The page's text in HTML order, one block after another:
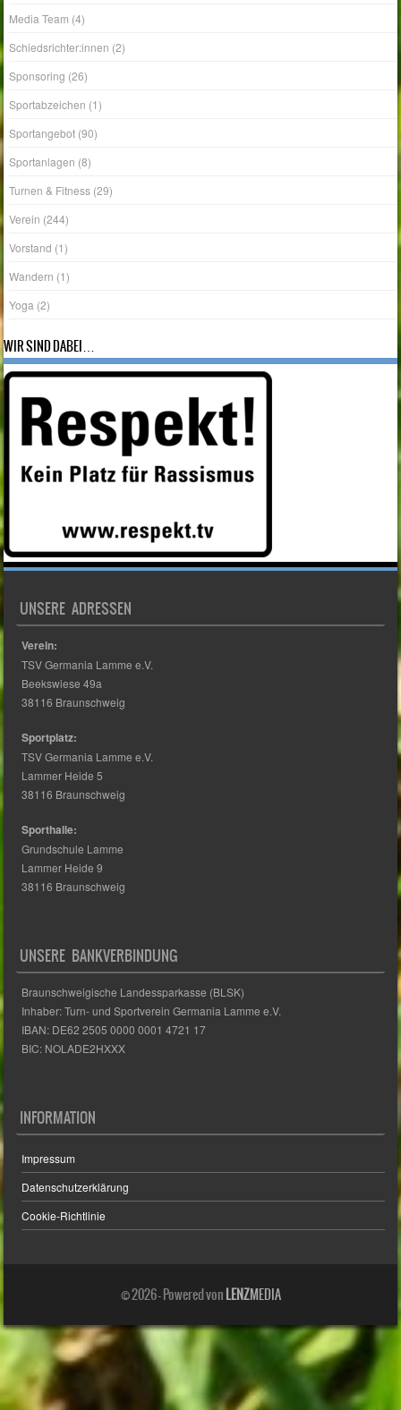
Media Team (4)
Schiedsrichter:innen (2)
Sponsoring (26)
Sportabzeichen (1)
Sportangebot (90)
Sportanlagen (8)
Turnen & Fitness (29)
Verein (244)
Vorstand (1)
Wandern (1)
Yoga (2)
WIR SIND DABEI…
UNSERE ADRESSEN
Verein:
TSV Germania Lamme e.V.
Beekswiese 49a
38116 Braunschweig
Sportplatz:
TSV Germania Lamme e.V.
Lammer Heide 5
38116 Braunschweig
Sporthalle:
Grundschule Lamme
Lammer Heide 9
38116 Braunschweig
UNSERE BANKVERBINDUNG
Braunschweigische Landessparkasse (BLSK)
Inhaber: Turn- und Sportverein Germania Lamme e.V.
IBAN: DE62 2505 0000 0001 4721 17
BIC: NOLADE2HXXX
INFORMATION
Impressum
Datenschutzerklärung
Cookie-Richtlinie
© 2026 - Powered vonLENZMEDIA